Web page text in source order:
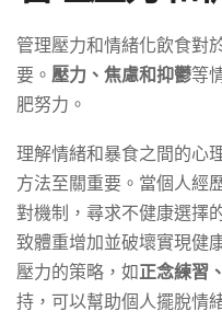
管理壓力和情緒化飲食對
要。 壓力、焦慮和抑鬱等
肥努力。
理解情緒和暴食之間的心
方法至關重要。當個人經
對機制，尋求不健康選擇
致體重增加並破壞實現健
壓力的策略，如正念練習
持，可以幫助個人擺脫情